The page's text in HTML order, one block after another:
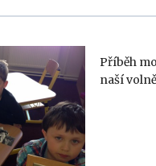
Příběh
naší